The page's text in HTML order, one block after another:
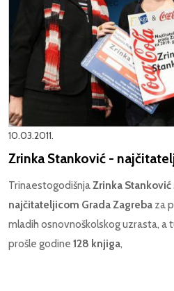
10.03.2011.
Zrinka Stanković -
TrinaestogodišnjaZrinka Stanković
najčitateljicom Grada Zagreba za
mladih osnovnoškolskog uzrasta, a
prošle godine 128 knjiga,